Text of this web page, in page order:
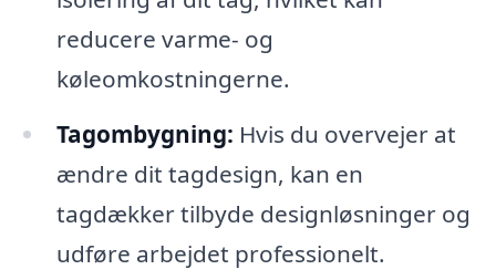
reducere varme- og
køleomkostningerne.
Tagombygning: Hvis du overvejer at
ændre dit tagdesign, kan en
tagdækker tilbyde designløsninger og
udføre arbejdet professionelt.